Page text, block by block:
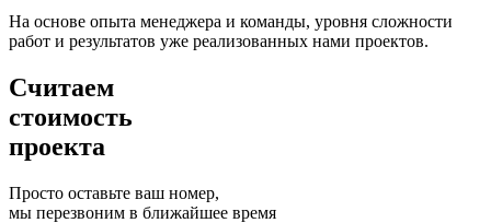
На основе опыта менеджера и команды, уровня сложности
работ и результатов уже реализованных нами проектов.
Считаем
стоимость
проекта
Просто оставьте ваш номер,
мы перезвоним в ближайшее время